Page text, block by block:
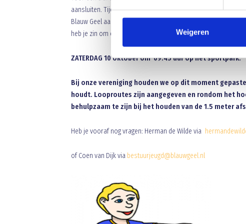
Weigeren
aansluiten. Tijdens de derde of vierde dag krijgen de
Blauw Geel aan toe gaat. Pas op 14 november hoeft er
heb je zin om eens te komen kijken en mee te voetballen,
ZATERDAG 10 oktober om 09.45 uur op het sportpark.
Bij onze vereniging houden we op dit moment
houdt. Looproutes zijn aangegeven en rondom het
behulpzaam te zijn bij het houden van de 1.5 meter
Heb je vooraf nog vragen: Herman de Wilde via
of Coen van Dijk via bestuurjeugd@blauwgeel.nl